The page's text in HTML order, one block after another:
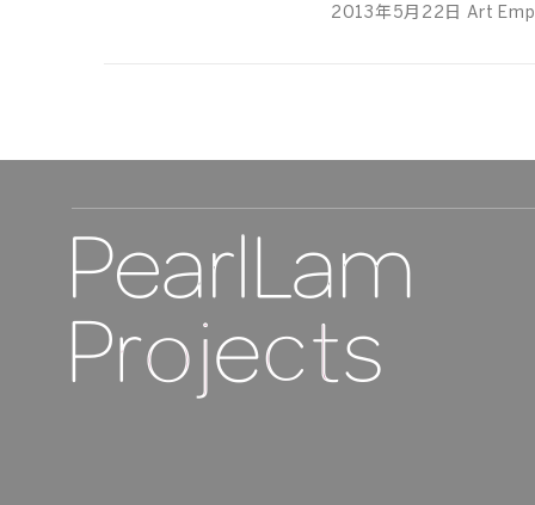
2013年5月22日 Art